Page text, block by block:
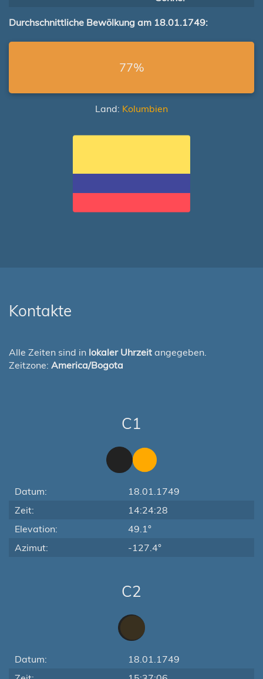
Durchschnittliche Bewölkung am 18.01.1749:
77%
Land: Kolumbien
Kontakte
Alle Zeiten sind in lokaler Uhrzeit angegeben.
Zeitzone: America/Bogota
C1
Datum:
18.01.1749
Zeit:
14:24:28
Elevation:
49.1°
Azimut:
-127.4°
C2
Datum:
18.01.1749